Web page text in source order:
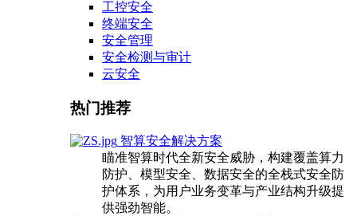
工控安全
终端安全
安全管理
安全检测与审计
云安全
热门推荐
智算安全解决方案
瞄准智算时代全新安全威胁，构建覆盖算力
防护、模型安全、数据安全的全栈式安全防
护体系，为用户业务变革与产业结构升级提
供强劲智能。